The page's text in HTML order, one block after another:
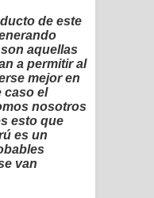
de este
aquellas
a permitir al
mejor en
caso el
nosotros
esto que
es un
van